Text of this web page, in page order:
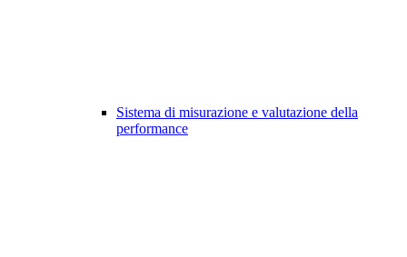
Sistema di misurazione e valutazione della
performance